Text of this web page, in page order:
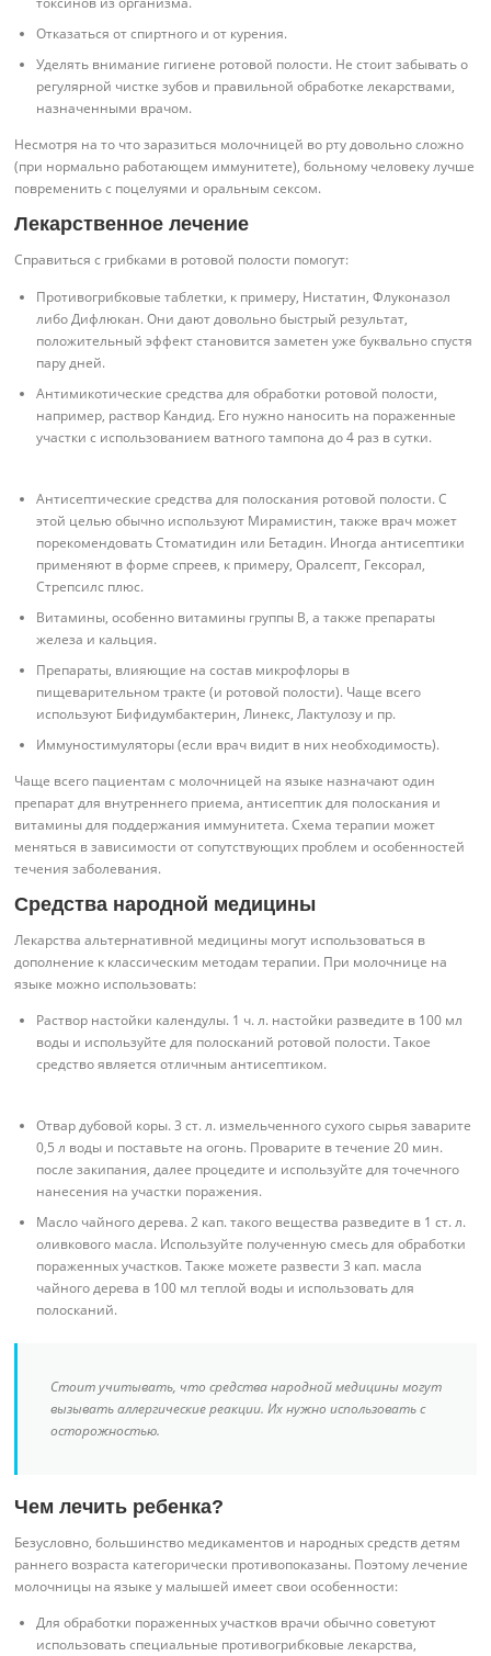
Отказаться от спиртного и от курения.
Уделять внимание гигиене ротовой полости. Не стоит забывать о
регулярной чистке зубов и правильной обработке лекарствами,
назначенными врачом.
Несмотря на то что заразиться молочницей во рту довольно сложно
(при нормально работающем иммунитете), больному человеку лучше
повременить с поцелуями и оральным сексом.
Лекарственное лечение
Справиться с грибками в ротовой полости помогут:
Противогрибковые таблетки, к примеру, Нистатин, Флуконазол
либо Дифлюкан. Они дают довольно быстрый результат,
положительный эффект становится заметен уже буквально спустя
пару дней.
Антимикотические средства для обработки ротовой полости,
например, раствор Кандид. Его нужно наносить на пораженные
участки с использованием ватного тампона до 4 раз в сутки.
Антисептические средства для полоскания ротовой полости. С
этой целью обычно используют Мирамистин, также врач может
порекомендовать Стоматидин или Бетадин. Иногда антисептики
применяют в форме спреев, к примеру, Оралсепт, Гексорал,
Стрепсилс плюс.
Витамины, особенно витамины группы В, а также препараты
железа и кальция.
Препараты, влияющие на состав микрофлоры в
пищеварительном тракте (и ротовой полости). Чаще всего
используют Бифидумбактерин, Линекс, Лактулозу и пр.
Иммуностимуляторы (если врач видит в них необходимость).
Чаще всего пациентам с молочницей на языке назначают один
препарат для внутреннего приема, антисептик для полоскания и
витамины для поддержания иммунитета. Схема терапии может
меняться в зависимости от сопутствующих проблем и особенностей
течения заболевания.
Средства народной медицины
Лекарства альтернативной медицины могут использоваться в
дополнение к классическим методам терапии. При молочнице на
языке можно использовать:
Раствор настойки календулы. 1 ч. л. настойки разведите в 100 мл
воды и используйте для полосканий ротовой полости. Такое
средство является отличным антисептиком.
Отвар дубовой коры. 3 ст. л. измельченного сухого сырья заварите
0,5 л воды и поставьте на огонь. Проварите в течение 20 мин.
после закипания, далее процедите и используйте для точечного
нанесения на участки поражения.
Масло чайного дерева. 2 кап. такого вещества разведите в 1 ст. л.
оливкового масла. Используйте полученную смесь для обработки
пораженных участков. Также можете развести 3 кап. масла
чайного дерева в 100 мл теплой воды и использовать для
полосканий.
Стоит учитывать, что средства народной медицины могут
вызывать аллергические реакции. Их нужно использовать с
осторожностью.
Чем лечить ребенка?
Безусловно, большинство медикаментов и народных средств детям
раннего возраста категорически противопоказаны. Поэтому лечение
молочницы на языке у малышей имеет свои особенности:
Для обработки пораженных участков врачи обычно советуют
использовать специальные противогрибковые лекарства,